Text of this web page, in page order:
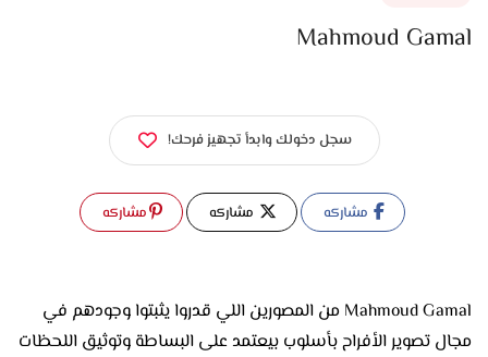
افراح
سجل دخولك وابدأ تجهيز فرحك!
مشاركه مشاركه مشاركه
Mahmoud Gamal من المصورين اللي قدروا يثبتوا وجودهم في
مجال تصوير الأفراح بأسلوب بيعتمد على البساطة وتوثيق اللحظات